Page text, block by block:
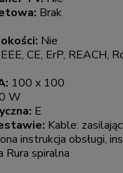
Brak
Nie
CE, ErP, REACH,
100 x 100
W
E
Kable:
instrukcja obsługi,
spiralna